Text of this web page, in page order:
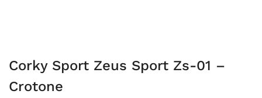
Corky Sport Zeus Sport Zs-01 –
Crotone